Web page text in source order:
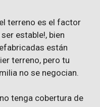
el terreno es el factor
estable!, bien
están
terreno, pero tu
no se negocian.
tenga cobertura de